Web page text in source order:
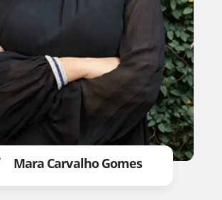
Mara Carvalho Gomes​